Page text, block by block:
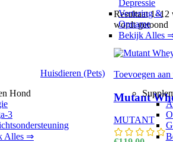
Depressie
Vertering &
Opname
Bekijk Alles
Huisdieren (Pets)
Hond
3
Alles ⇒
Resultaat 1–12
wordt getoond
Toevoegen
Mutant
MUTANT